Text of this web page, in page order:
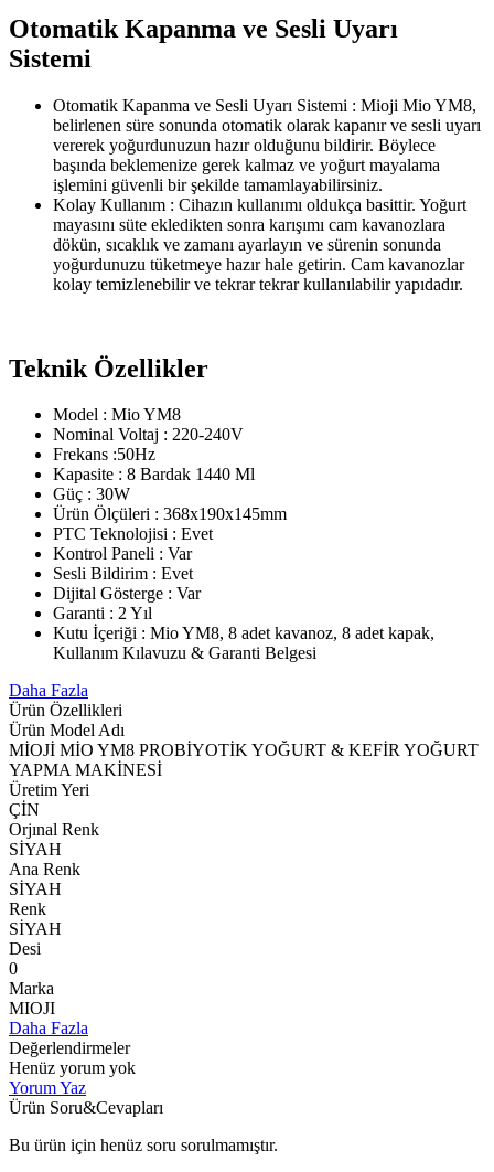
Otomatik Kapanma ve Sesli Uyarı
Sistemi
Otomatik Kapanma ve Sesli Uyarı Sistemi : Mioji Mio YM8,
belirlenen süre sonunda otomatik olarak kapanır ve sesli uyarı
vererek yoğurdunuzun hazır olduğunu bildirir. Böylece
başında beklemenize gerek kalmaz ve yoğurt mayalama
işlemini güvenli bir şekilde tamamlayabilirsiniz.
Kolay Kullanım : Cihazın kullanımı oldukça basittir. Yoğurt
mayasını süte ekledikten sonra karışımı cam kavanozlara
dökün, sıcaklık ve zamanı ayarlayın ve sürenin sonunda
yoğurdunuzu tüketmeye hazır hale getirin. Cam kavanozlar
kolay temizlenebilir ve tekrar tekrar kullanılabilir yapıdadır.
Teknik Özellikler
Model : Mio YM8
Nominal Voltaj : 220-240V
Frekans :50Hz
Kapasite : 8 Bardak 1440 Ml
Güç : 30W
Ürün Ölçüleri : 368x190x145mm
PTC Teknolojisi : Evet
Kontrol Paneli : Var
Sesli Bildirim : Evet
Dijital Gösterge : Var
Garanti : 2 Yıl
Kutu İçeriği : Mio YM8, 8 adet kavanoz, 8 adet kapak,
Kullanım Kılavuzu & Garanti Belgesi
Daha Fazla
Ürün Özellikleri
Ürün Model Adı
MİOJİ MİO YM8 PROBİYOTİK YOĞURT & KEFİR YOĞURT
YAPMA MAKİNESİ
Üretim Yeri
ÇİN
Orjınal Renk
SİYAH
Ana Renk
SİYAH
Renk
SİYAH
Desi
0
Marka
MIOJI
Daha Fazla
Değerlendirmeler
Henüz yorum yok
Yorum Yaz
Ürün Soru&Cevapları
Bu ürün için henüz soru sorulmamıştır.